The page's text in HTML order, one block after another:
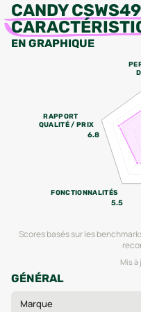
CANDY
EN GRAPHIQUE
FONCTIONNALITÉS
5.5
RAPPORT
QUALITÉ / PRIX
6.8
Scores basés sur les
Mis à
GÉNÉRAL
Marque